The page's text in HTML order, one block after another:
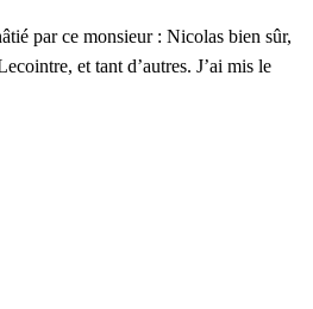
par ce mon­sieur : Nico­las bien sûr,
et tant d’autres. J’ai mis le